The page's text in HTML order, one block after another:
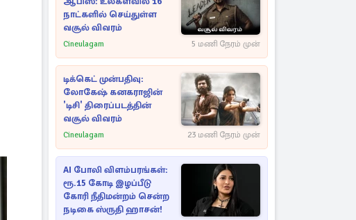
நாட்களில் செய்துள்ள
வசூல் விவரம்
Cineulagam 5 மணி நேரம் முன்
டிக்கெட் முன்பதிவு:
லோகேஷ் கனகராஜின்
'டிசி' திரைப்படத்தின்
வசூல் விவரம்
Cineulagam 23 மணி நேரம் முன்
AI போலி விளம்பரங்கள்:
ரூ.15 கோடி இழப்பீடு
கோரி நீதிமன்றம் சென்ற
நடிகை ஸ்ருதி ஹாசன்!